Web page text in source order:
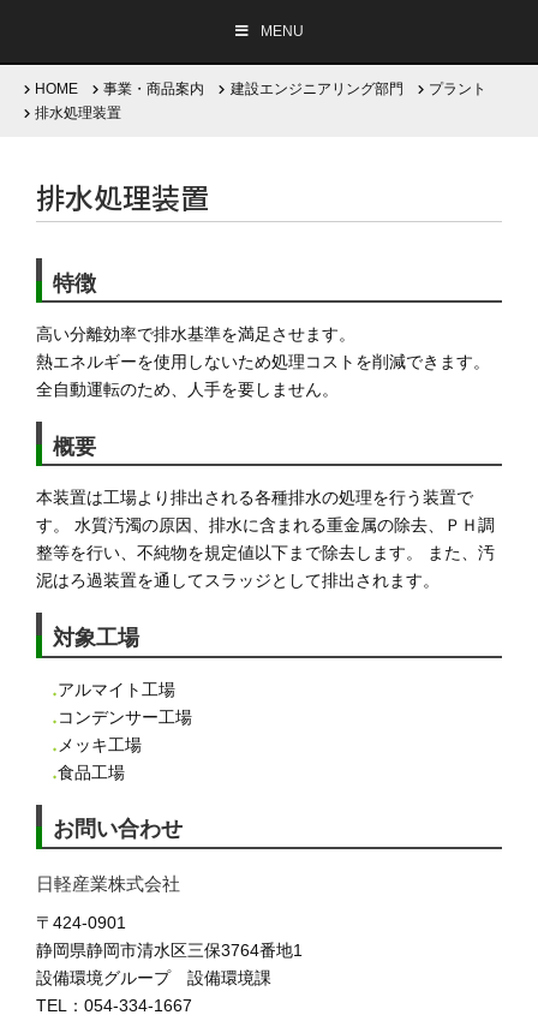
MENU
採用情報
サステナビリティ
HOME 事業・商品案内 建設エンジニアリング部門
プラント
排水処理装置
排水処理装置
特徴
高い分離効率で排水基準を満足させます。
熱エネルギーを使用しないため処理コストを削減できます。
全自動運転のため、人手を要しません。
概要
本装置は工場より排出される各種排水の処理を行う装置で
す。 水質汚濁の原因、排水に含まれる重金属の除去、ＰＨ調
整等を行い、不純物を規定値以下まで除去します。 また、汚
泥はろ過装置を通してスラッジとして排出されます。
対象工場
アルマイト工場
コンデンサー工場
メッキ工場
食品工場
お問い合わせ
日軽産業株式会社
〒424-0901
静岡県静岡市清水区三保3764番地1
設備環境グループ 設備環境課
TEL：054-334-1667